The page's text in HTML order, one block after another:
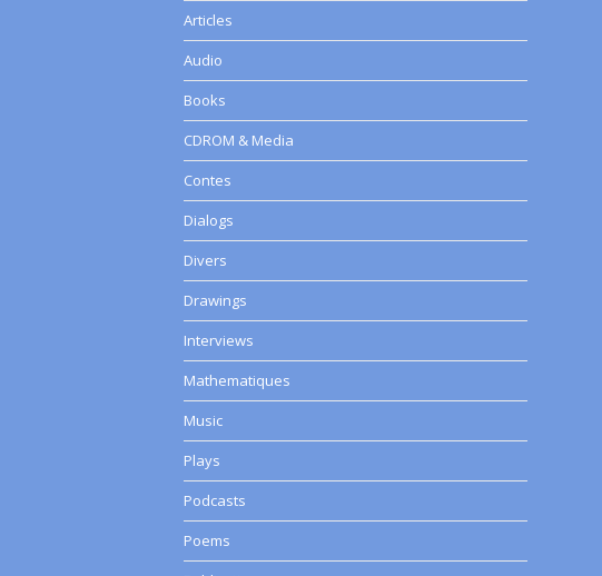
Articles
Audio
Books
CDROM & Media
Contes
Dialogs
Divers
Drawings
Interviews
Mathematiques
Music
Plays
Podcasts
Poems